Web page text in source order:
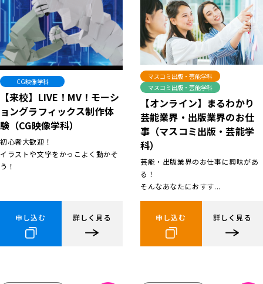
CG映像学科
【来校】LIVE！MV！モーシ
ョングラフィックス制作体
験（CG映像学科）
初心者大歓迎！
イラストや文字をかっこよく動かそ
う！
申し込む 詳しく見る
マスコミ出版・芸能学科
マスコミ出版・芸能学科
【オンライン】まるわかり
芸能業界・出版業界のお仕
事（マスコミ出版・芸能学
科）
芸能・出版業界のお仕事に興味があ
る！
そんなあなたにおすす...
申し込む 詳しく見る